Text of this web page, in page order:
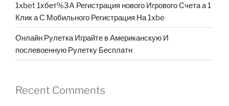
1xbet 1хбет%3A Регистрация нового Игрового Счета а 1
Клик а С Мобильного Регистрация На 1xbe
Онлайн Рулетка Играйте в Американскую И
послевоенную Рулетку Бесплатн
Recent Comments